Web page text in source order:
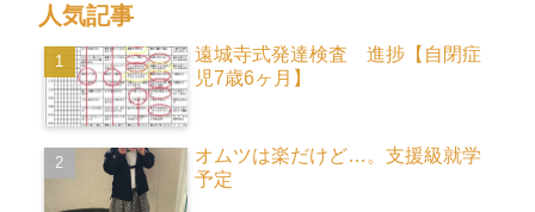
人気記事
遠城寺式発達検査 進捗【自閉症
児7歳6ヶ月】
オムツは楽だけど…。支援級就学
予定